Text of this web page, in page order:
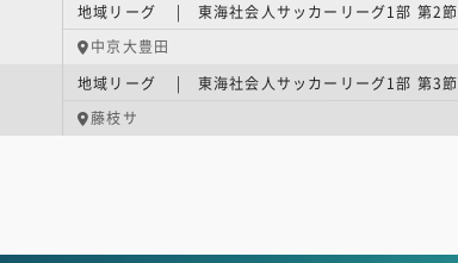
地域リーグ | 東海社会人サッカーリーグ1部 第2節
中京大豊田
地域リーグ | 東海社会人サッカーリーグ1部 第3節
藤枝サ